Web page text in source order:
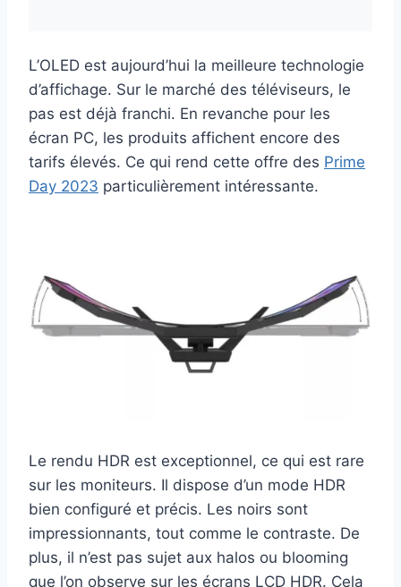
L’OLED est aujourd’hui la meilleure technologie
d’affichage. Sur le marché des téléviseurs, le
pas est déjà franchi. En revanche pour les
écran PC, les produits affichent encore des
tarifs élevés. Ce qui rend cette offre des Prime
Day 2023 particulièrement intéressante.
Le rendu HDR est exceptionnel, ce qui est rare
sur les moniteurs. Il dispose d’un mode HDR
bien configuré et précis. Les noirs sont
impressionnants, tout comme le contraste. De
plus, il n’est pas sujet aux halos ou blooming
que l’on observe sur les écrans LCD HDR. Cela